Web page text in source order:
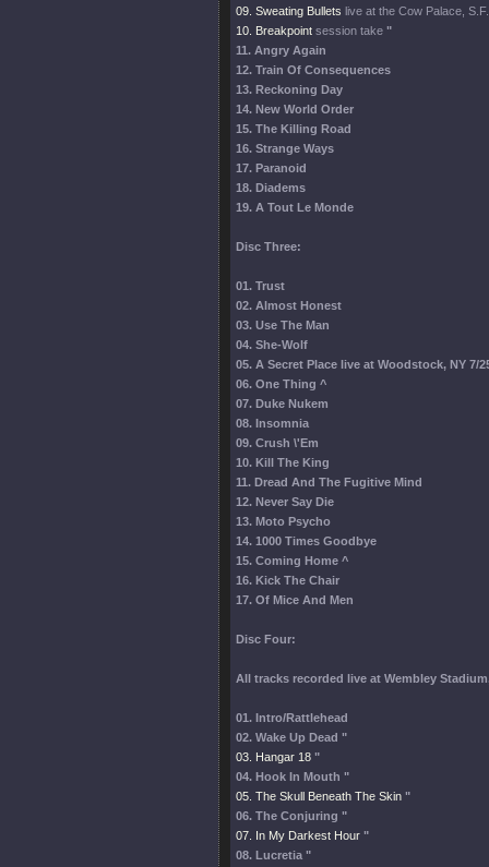
09. Sweating Bullets live at the Cow Palace,
10. Breakpoint session take "
11. Angry Again
12. Train Of Consequences
13. Reckoning Day
14. New World Order
15. The Killing Road
16. Strange Ways
17. Paranoid
18. Diadems
19. A Tout Le Monde
Disc Three:
01. Trust
02. Almost Honest
03. Use The Man
04. She-Wolf
05. A Secret Place live at Woodstock, NY 7/
06. One Thing ^
07. Duke Nukem
08. Insomnia
09. Crush \'Em
10. Kill The King
11. Dread And The Fugitive Mind
12. Never Say Die
13. Moto Psycho
14. 1000 Times Goodbye
15. Coming Home ^
16. Kick The Chair
17. Of Mice And Men
Disc Four:
All tracks recorded live at Wembley
01. Intro/Rattlehead
02. Wake Up Dead "
03. Hangar 18 "
04. Hook In Mouth "
05. The Skull Beneath The Skin "
06. The Conjuring "
07. In My Darkest Hour "
08. Lucretia "